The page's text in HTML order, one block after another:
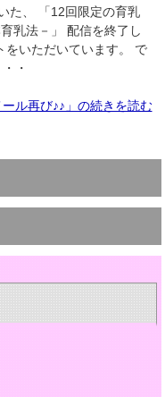
た、 「12回限定の育乳
乳法－」 配信を終了し
をいただいています。 で
・
ール再び♪♪」の続きを読む